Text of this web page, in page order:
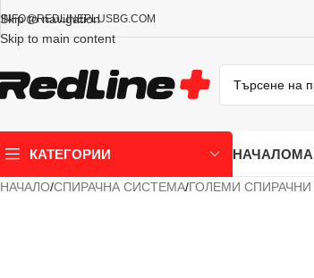
Skip to navigation
Skip to main content
INFO@REDLINEPLUSBG.COM
КАТЕГОРИИ НАЧАЛО
НАЧАЛО/СПИРАЧНА СИСТЕМА/ГОЛЕМИ